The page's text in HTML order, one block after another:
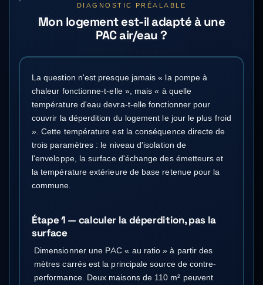
DIAGNOSTIC PRÉALABLE
Mon logement est-il adapté à une
PAC air/eau ?
La question n'est presque jamais « la pompe à
chaleur fonctionne-t-elle », mais « à quelle
température d'eau devra-t-elle fonctionner pour
couvrir la déperdition du logement le jour le plus froid
». Cette température est la conséquence directe de
trois paramètres : le niveau d'isolation de
l'enveloppe, la surface d'échange des émetteurs et
la température extérieure de base retenue pour la
commune.
Étape 1 — calculer la déperdition, pas la
surface
Dimensionner une PAC « au ratio » à partir des
mètres carrés est la principale source de contre-
performance. Deux maisons de 110 m² peuvent